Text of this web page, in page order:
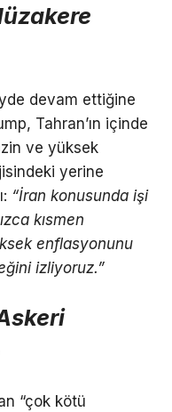
devam ettiğine
Tahran’ın içinde
ve yüksek
yerine
“İran konusunda işi
kısmen
enflasyonunu
izliyoruz.”
“çok kötü